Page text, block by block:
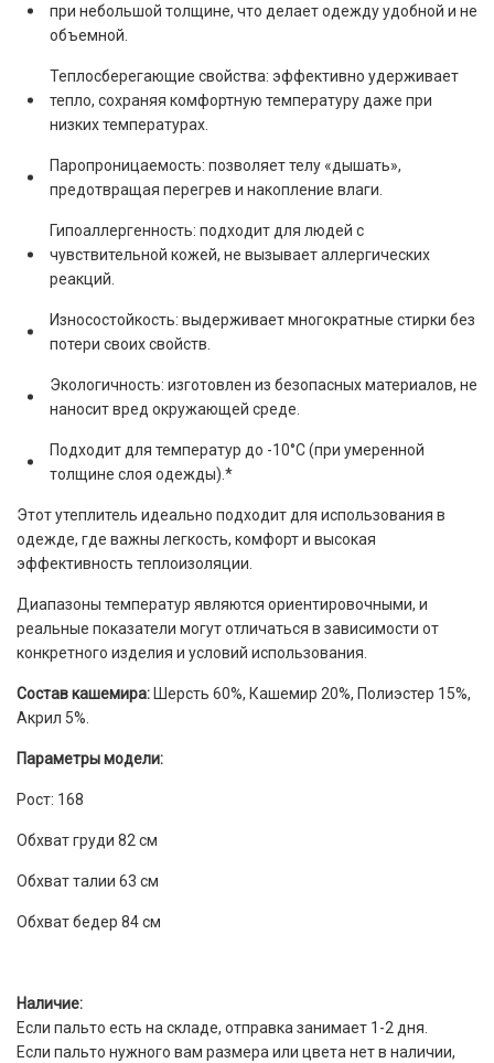
при небольшой толщине, что делает одежду удобной и не
объемной.
Теплосберегающие свойства: эффективно удерживает
тепло, сохраняя комфортную температуру даже при
низких температурах.
Паропроницаемость: позволяет телу «дышать»,
предотвращая перегрев и накопление влаги.
Гипоаллергенность: подходит для людей с
чувствительной кожей, не вызывает аллергических
реакций.
Износостойкость: выдерживает многократные стирки без
потери своих свойств.
Экологичность: изготовлен из безопасных материалов, не
наносит вред окружающей среде.
Подходит для температур до -10°C (при умеренной
толщине слоя одежды).*
Этот утеплитель идеально подходит для использования в
одежде, где важны легкость, комфорт и высокая
эффективность теплоизоляции.
Диапазоны температур являются ориентировочными, и
реальные показатели могут отличаться в зависимости от
конкретного изделия и условий использования.
Состав кашемира: Шерсть 60%, Кашемир 20%, Полиэстер 15%,
Акрил 5%.
Параметры модели:
Рост: 168
Обхват груди 82 см
Обхват талии 63 см
Обхват бедер 84 см
Наличие:
Если пальто есть на складе, отправка занимает 1-2 дня.
Если пальто нужного вам размера или цвета нет в наличии,